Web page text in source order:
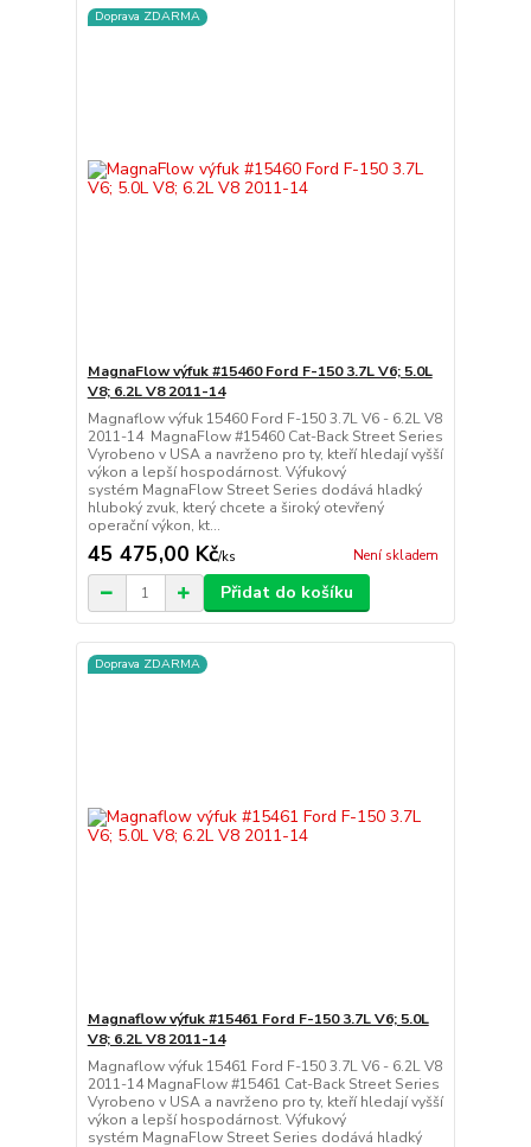
Doprava ZDARMA
MagnaFlow výfuk #15460 Ford F-150 3.7L V6; 5.0L
V8; 6.2L V8 2011-14
Magnaflow výfuk 15460 Ford F-150 3.7L V6 - 6.2L V8
2011-14 MagnaFlow #15460 Cat-Back Street Series
Vyrobeno v USA a navrženo pro ty, kteří hledají vyšší
výkon a lepší hospodárnost. Výfukový
systém MagnaFlow Street Series dodává hladký
hluboký zvuk, který chcete a široký otevřený
operační výkon, kt...
45 475,00 Kč/ks Není skladem
Přidat do košíku
Doprava ZDARMA
Magnaflow výfuk #15461 Ford F-150 3.7L V6; 5.0L
V8; 6.2L V8 2011-14
Magnaflow výfuk 15461 Ford F-150 3.7L V6 - 6.2L V8
2011-14 MagnaFlow #15461 Cat-Back Street Series
Vyrobeno v USA a navrženo pro ty, kteří hledají vyšší
výkon a lepší hospodárnost. Výfukový
systém MagnaFlow Street Series dodává hladký